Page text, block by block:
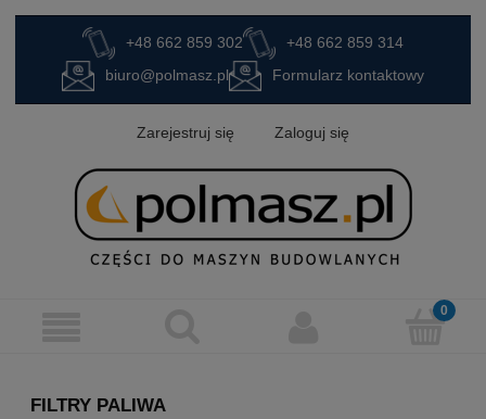
+48 662 859 302
+48 662 859 314
biuro@polmasz.pl
Formularz kontaktowy
Zarejestruj się Zaloguj się
FILTRY PALIWA